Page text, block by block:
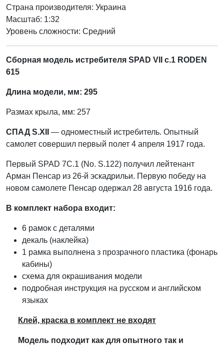
Страна производителя: Украина
Масштаб: 1:32
Уровень сложности: Cредний
Сборная модель истребителя SPAD VII c.1 RODEN
615
Длина модели, мм: 295
Размах крыла, мм: 257
СПАД S.XII — одноместный истребитель. Опытный
самолет совершил первый полет 4 апреля 1917 года.
Первый SPAD 7C.1 (No. S.122) получил лейтенант
Арман Пенсар из 26-й эскадрильи. Первую победу на
новом самолете Пенсар одержал 28 августа 1916 года.
В комплект набора входит:
6 рамок с деталями
декаль (наклейка)
1 рамка выполнена з прозрачного пластика (фонарь
кабины)
схема для окрашивания модели
подробная инструкция на русском и английском
языках
Клей, краска в комплект не входят
Модель подходит как для опытного так и